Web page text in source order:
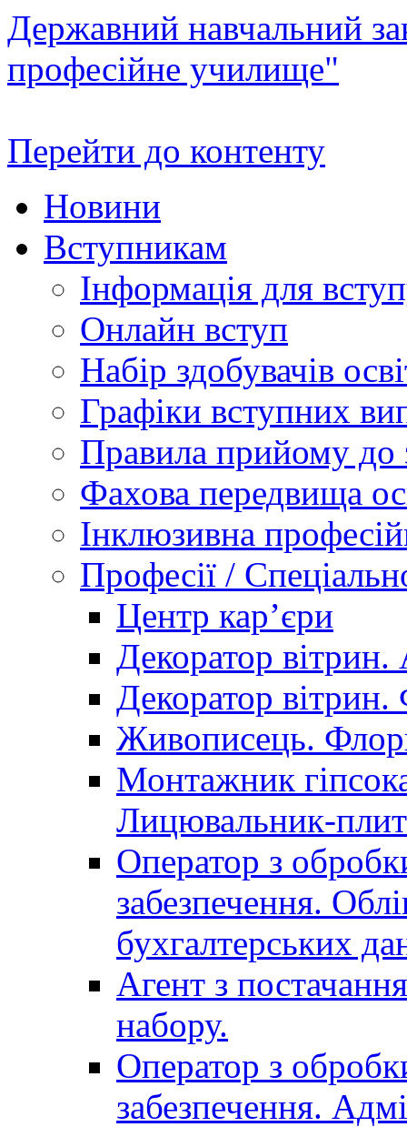
Державний навчальний
професійне училище"
Перейти до контенту
Новини
Вступникам
Інформація для
Онлайн вступ
Набір здобувачів
Графіки вступних
Правила прийому до
Фахова передвища
Інклюзивна
Професії /
Центр кар’єри
Декоратор вітрин.
Декоратор вітрин.
Живописець.
Монтажник
Лицювальник-
Оператор з
забезпечення.
бухгалтерських
Агент з
набору.
Оператор з
забезпечення.